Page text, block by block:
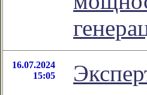
16.07.2024
15:05